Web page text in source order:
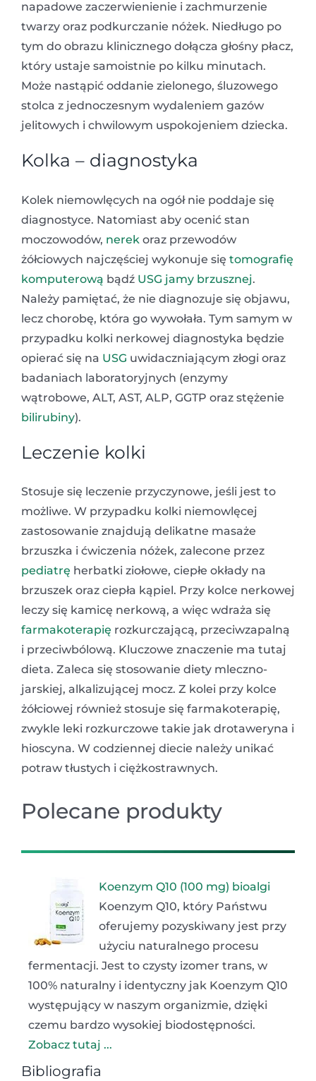
napadowe zaczerwienienie i zachmurzenie
twarzy oraz podkurczanie nóżek. Niedługo po
tym do obrazu klinicznego dołącza głośny płacz,
który ustaje samoistnie po kilku minutach.
Może nastąpić oddanie zielonego, śluzowego
stolca z jednoczesnym wydaleniem gazów
jelitowych i chwilowym uspokojeniem dziecka.
Kolka – diagnostyka
Kolek niemowlęcych na ogół nie poddaje się
diagnostyce. Natomiast aby ocenić stan
moczowodów, nerek oraz przewodów
żółciowych najczęściej wykonuje się tomografię
komputerową bądź USG jamy brzusznej.
Należy pamiętać, że nie diagnozuje się objawu,
lecz chorobę, która go wywołała. Tym samym w
przypadku kolki nerkowej diagnostyka będzie
opierać się na USG uwidaczniającym złogi oraz
badaniach laboratoryjnych (enzymy
wątrobowe, ALT, AST, ALP, GGTP oraz stężenie
bilirubiny).
Leczenie kolki
Stosuje się leczenie przyczynowe, jeśli jest to
możliwe. W przypadku kolki niemowlęcej
zastosowanie znajdują delikatne masaże
brzuszka i ćwiczenia nóżek, zalecone przez
pediatrę herbatki ziołowe, ciepłe okłady na
brzuszek oraz ciepła kąpiel. Przy kolce nerkowej
leczy się kamicę nerkową, a więc wdraża się
farmakoterapię rozkurczającą, przeciwzapalną
i przeciwbólową. Kluczowe znaczenie ma tutaj
dieta. Zaleca się stosowanie diety mleczno-
jarskiej, alkalizującej mocz. Z kolei przy kolce
żółciowej również stosuje się farmakoterapię,
zwykle leki rozkurczowe takie jak drotaweryna i
hioscyna. W codziennej diecie należy unikać
potraw tłustych i ciężkostrawnych.
Polecane produkty
Koenzym Q10 (100 mg) bioalgi
Koenzym Q10, który Państwu
oferujemy pozyskiwany jest przy
użyciu naturalnego procesu
fermentacji. Jest to czysty izomer trans, w
100% naturalny i identyczny jak Koenzym Q10
występujący w naszym organizmie, dzięki
czemu bardzo wysokiej biodostępności.
Zobacz tutaj ...
Bibliografia